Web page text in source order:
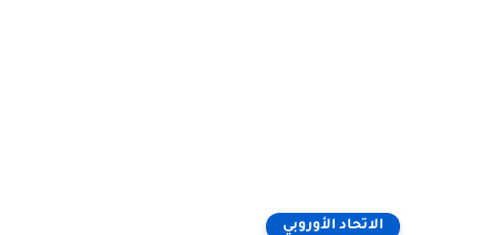
الاتحاد الأوروبي